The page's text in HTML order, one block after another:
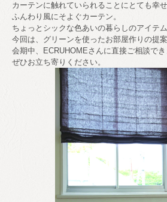
カーテンに触れていられることにとても幸
ふんわり風にそよぐカーテン。
ちょっとシックな色あいの暮らしのアイテム
今回は、グリーンを使ったお部屋作りの提
会期中、ECRUHOMEさんに直接ご相談でき
ぜひお立ち寄りください。